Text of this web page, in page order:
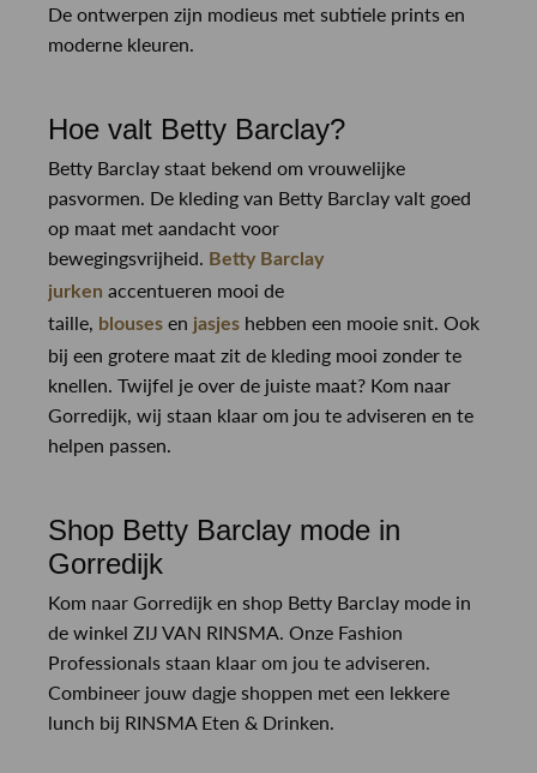
De ontwerpen zijn modieus met subtiele prints en
moderne kleuren.
Hoe valt Betty Barclay?
Betty Barclay staat bekend om vrouwelijke
pasvormen. De kleding van Betty Barclay valt goed
op maat met aandacht voor
bewegingsvrijheid.
Betty Barclay
jurken accentueren mooi de
taille,
blouses en jasjes hebben een mooie snit. Ook
bij een grotere maat zit de kleding mooi zonder te
knellen. Twijfel je over de juiste maat? Kom naar
Gorredijk, wij staan klaar om jou te adviseren en te
helpen passen.
Shop Betty Barclay mode in
Gorredijk
Kom naar Gorredijk en shop Betty Barclay mode in
de winkel ZIJ VAN RINSMA. Onze Fashion
Professionals staan klaar om jou te adviseren.
Combineer jouw dagje shoppen met een lekkere
lunch bij RINSMA Eten & Drinken.